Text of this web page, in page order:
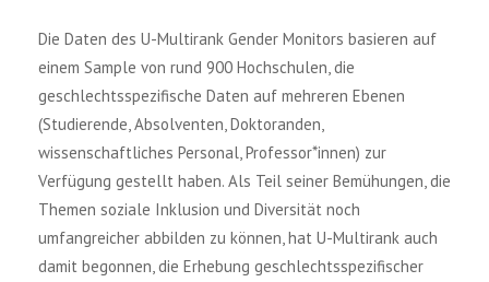
Die Daten des U-Multirank Gender Monitors basieren auf
einem Sample von rund 900 Hochschulen, die
geschlechtsspezifische Daten auf mehreren Ebenen
(Studierende, Absolventen, Doktoranden,
wissenschaftliches Personal, Professor*innen) zur
Verfügung gestellt haben. Als Teil seiner Bemühungen, die
Themen soziale Inklusion und Diversität noch
umfangreicher abbilden zu können, hat U-Multirank auch
damit begonnen, die Erhebung geschlechtsspezifischer